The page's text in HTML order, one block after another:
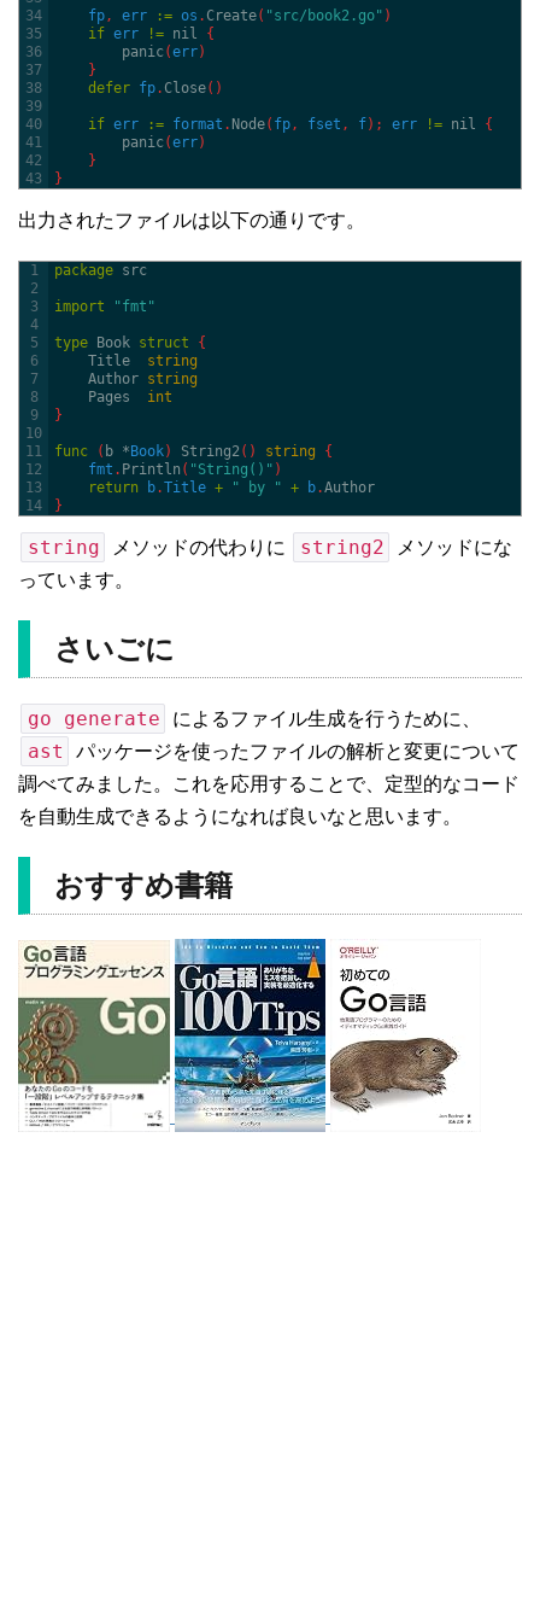
34
35
36
37
38
39
40
41
42
43
fp , err := os . Create( "src/book2.go" )
if err != nil
{
panic(err)
}
defer fp. Close( )
if err := format .Node( fp , fset , f) ; err != nil
{
panic(err)
}
}
出力されたファイルは以下の通りです。
1
2
3
4
5
6
7
8
9
10
11
12
13
14
package src
import "fmt"
type Book struct
{
Title string
Author string
Pages int
}
func ( b *Book) String2 ( ) string
{
fmt . Println ( "String()" )
return
b.Title + " by " + b.Author
}
string メソッドの代わりに string2
メソッドにな
っています。
さいごに
go generate によるファイル生成を行うために、
ast
パッケージを使ったファイルの解析と変更について
調べてみました。これを応用することで、定型的なコード
を自動生成できるようになれば良いなと思います。
おすすめ書籍